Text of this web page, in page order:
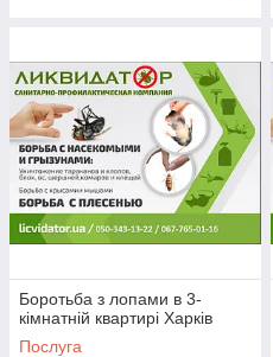
Боротьба з лопами в 3-
кімнатній квартирі Харків
Послуга